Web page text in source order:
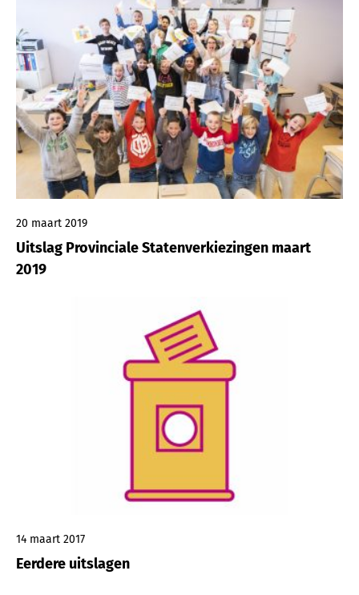
20 maart 2019
Uitslag Provinciale Statenverkiezingen maart
2019
14 maart 2017
Eerdere uitslagen